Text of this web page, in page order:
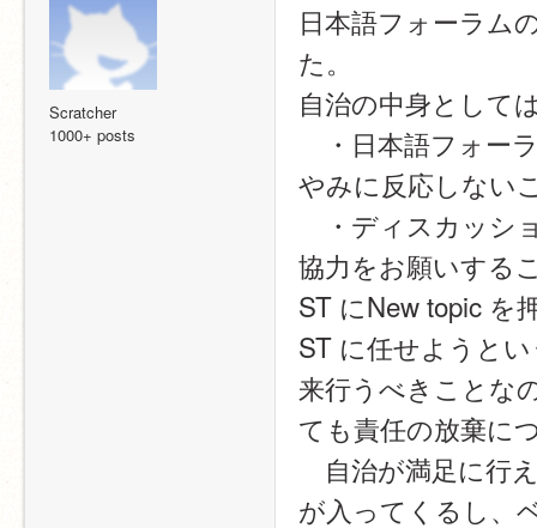
Scratcher
1000+ posts
日本語フォーラム
た。
自治の中身として
・日本語フォー
やみに反応しない
・ディスカッシ
協力をお願いする
ST にNew topic を
ST に任せようと
来行うべきことな
ても責任の放棄に
自治が満足に行
が入ってくるし、